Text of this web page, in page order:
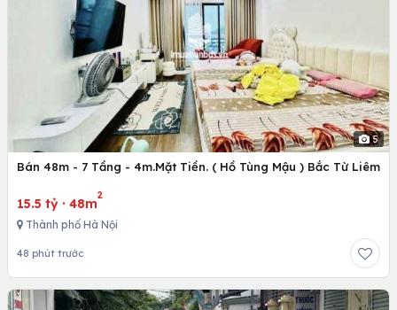
5
Bán 48m - 7 Tầng - 4m.Mặt Tiền. ( Hồ Tùng Mậu ) Bắc Từ Liêm
15.5 tỷ · 48m
2
Thành phố Hà Nội
48 phút trước